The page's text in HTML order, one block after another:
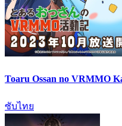
Toaru Ossan no VRMMO
ซับไทย